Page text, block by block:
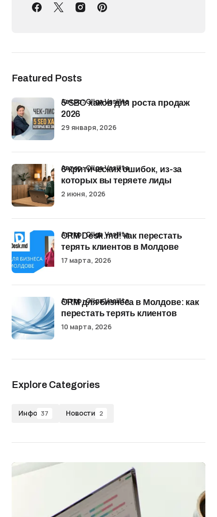
Featured Posts
5 SEO хаков для роста продаж
2026
Автор: Oliga Vasilita
29 января, 2026
6 критических ошибок, из-за
которых вы теряете лиды
Автор: Oliga Vasilita
2 июня, 2026
CRM Desk.md: как перестать
терять клиентов в Молдове
Автор: Oliga Vasilita
17 марта, 2026
CRM для бизнеса в Молдове: как
перестать терять клиентов
Автор: Oliga Vasilita
10 марта, 2026
Explore Categories
Инфо 37 Новости 2